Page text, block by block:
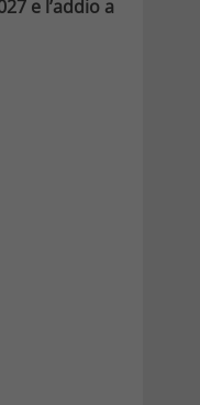
e l’addio a